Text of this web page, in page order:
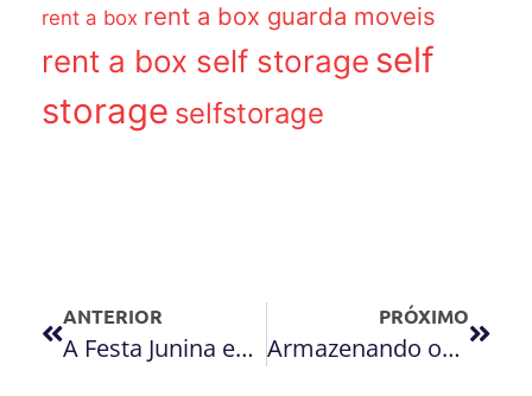
rent a box rent a box guarda moveis
rent a box self storage self
storage selfstorage
ANTERIOR
A Festa Junina está chegando!
PRÓXIMO
Armazenando os brinquedos, jogos e objetos